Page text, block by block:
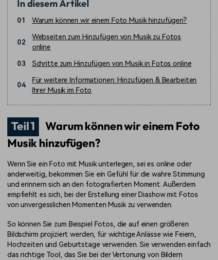
In diesem Artikel
01 Warum können wir einem Foto Musik hinzufügen?
02
Webseiten zum Hinzufügen von Musik zu Fotos
online
03
Schritte zum Hinzufügen von Musik in Fotos online
04
Für weitere Informationen: Hinzufügen & Bearbeiten
Ihrer Musik im Foto
Teil 1
Warum können wir einem Foto
Musik hinzufügen?
Wenn Sie ein Foto mit Musik unterlegen, sei es online oder
anderweitig, bekommen Sie ein Gefühl für die wahre Stimmung
und erinnern sich an den fotografierten Moment. Außerdem
empfiehlt es sich, bei der Erstellung einer Diashow mit Fotos
von unvergesslichen Momenten Musik zu verwenden.
So können Sie zum Beispiel Fotos, die auf einen größeren
Bildschirm projiziert werden, für wichtige Anlässe wie Feiern,
Hochzeiten und Geburtstage verwenden. Sie verwenden einfach
das richtige Tool, das Sie bei der Vertonung von Bildern